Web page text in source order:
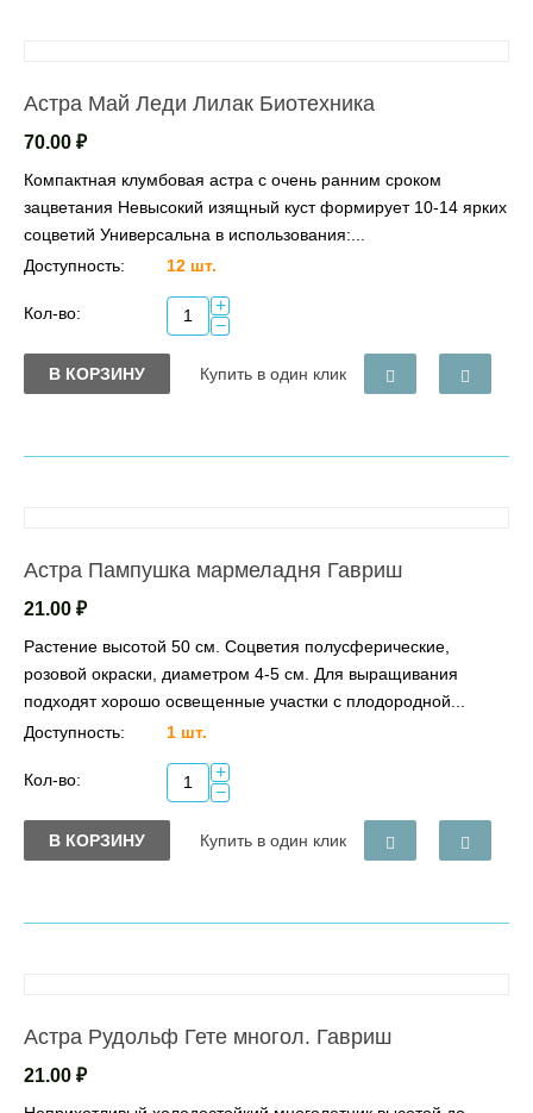
Астра Май Леди Лилак Биотехника
70.00 ₽
Компактная клумбовая астра с очень ранним сроком
зацветания Невысокий изящный куст формирует 10-14 ярких
соцветий Универсальна в использования:...
Доступность:
12 шт.
Кол-во:
+
−
В КОРЗИНУ Купить в один клик
Астра Пампушка мармеладня Гавриш
21.00 ₽
Растение высотой 50 см. Соцветия полусферические,
розовой окраски, диаметром 4-5 см. Для выращивания
подходят хорошо освещенные участки с плодородной...
Доступность:
1 шт.
Кол-во:
+
−
В КОРЗИНУ Купить в один клик
Астра Рудольф Гете многол. Гавриш
21.00 ₽